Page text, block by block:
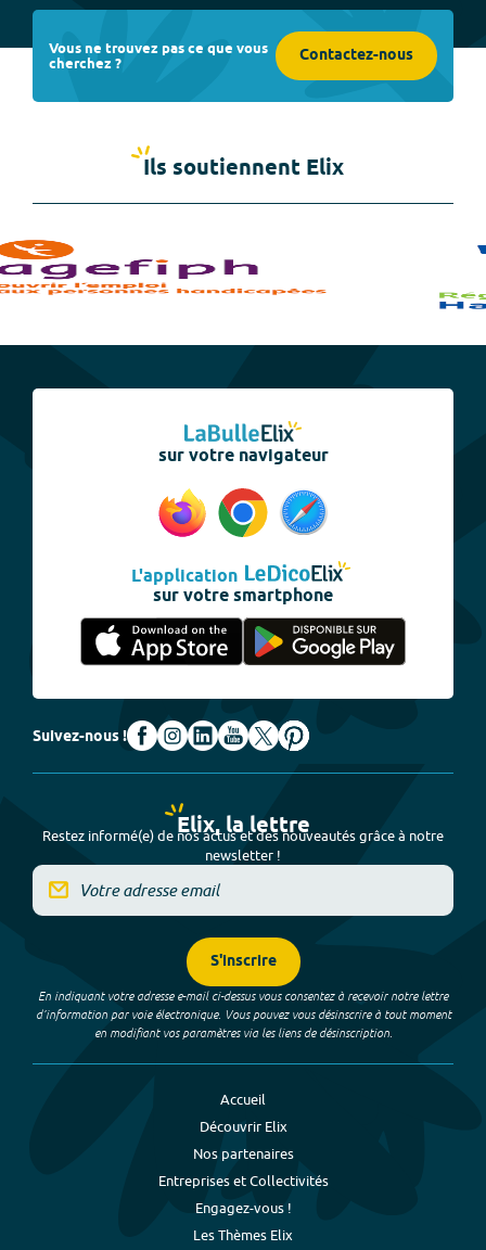
Vous ne trouvez pas ce que vous
cherchez ? Contactez-nous
Ils soutiennent Elix
sur votre navigateur
L'application
sur votre smartphone
Suivez-nous !
Elix, la lettre
Restez informé(e) de nos actus et des nouveautés grâce à notre
newsletter !
S'inscrire
En indiquant votre adresse e-mail ci-dessus vous consentez à recevoir notre lettre
d’information par voie électronique. Vous pouvez vous désinscrire à tout moment
en modifiant vos paramètres via les liens de désinscription.
Accueil
Découvrir Elix
Nos partenaires
Entreprises et Collectivités
Engagez-vous !
Les Thèmes Elix